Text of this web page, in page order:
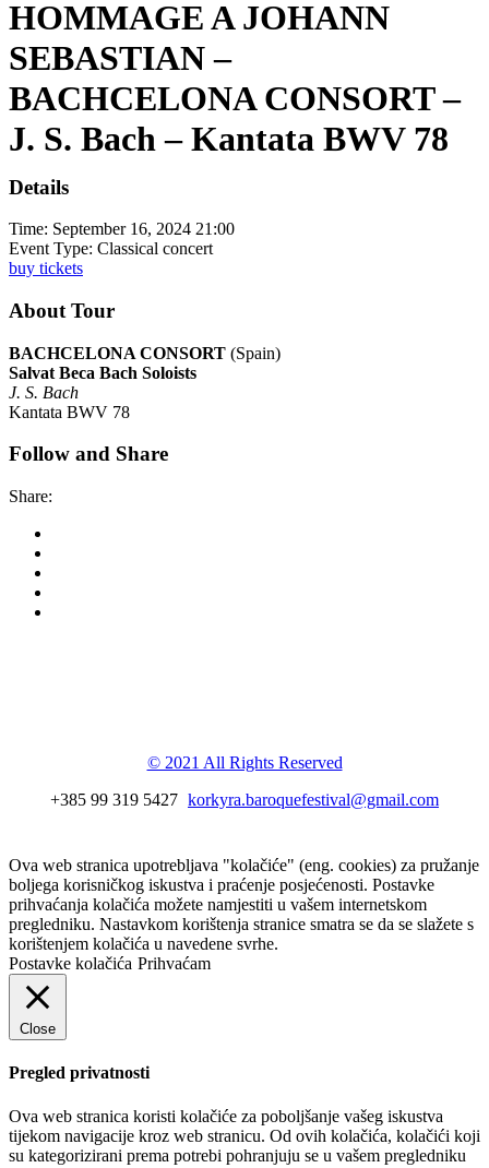
HOMMAGE A JOHANN
SEBASTIAN –
BACHCELONA CONSORT –
J. S. Bach – Kantata BWV 78
Details
Time: September 16, 2024 21:00
Event Type: Classical concert
buy tickets
About Tour
BACHCELONA CONSORT (Spain)
Salvat Beca Bach Soloists
J. S. Bach
Kantata BWV 78
Follow and Share
Share:
© 2021 All Rights Reserved
+385 99 319 5427 korkyra.baroquefestival@gmail.com
Ova web stranica upotrebljava "kolačiće" (eng. cookies) za pružanje
boljega korisničkog iskustva i praćenje posjećenosti. Postavke
prihvaćanja kolačića možete namjestiti u vašem internetskom
pregledniku. Nastavkom korištenja stranice smatra se da se slažete s
korištenjem kolačića u navedene svrhe.
Postavke kolačića Prihvaćam
Close
Pregled privatnosti
Ova web stranica koristi kolačiće za poboljšanje vašeg iskustva
tijekom navigacije kroz web stranicu. Od ovih kolačića, kolačići koji
su kategorizirani prema potrebi pohranjuju se u vašem pregledniku